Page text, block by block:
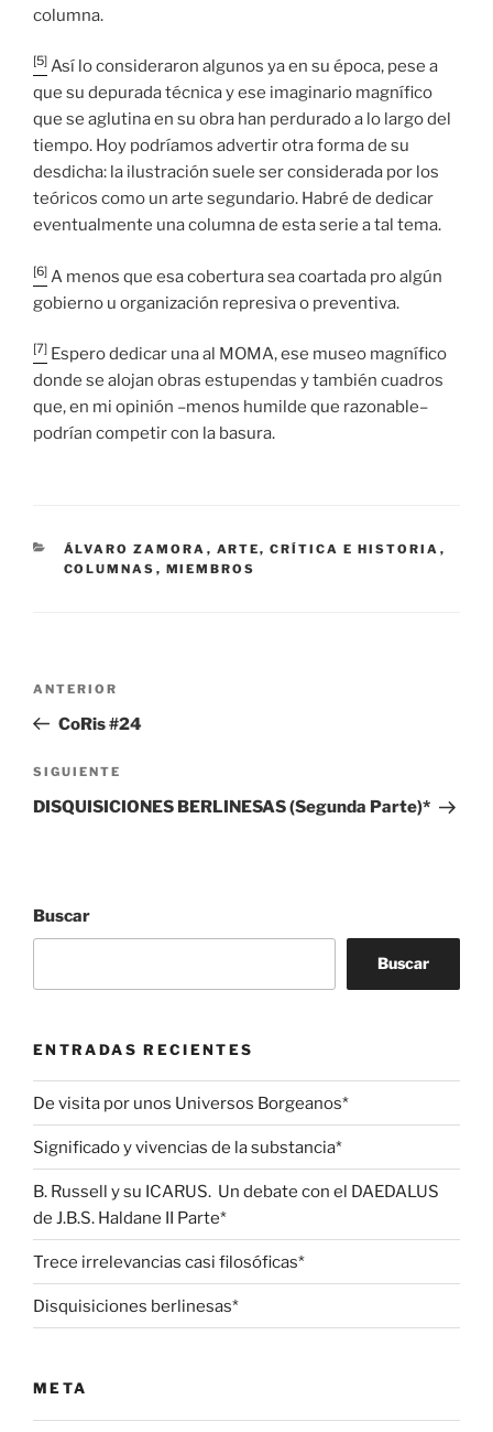
columna.
[5] Así lo consideraron algunos ya en su época, pese a
que su depurada técnica y ese imaginario magnífico
que se aglutina en su obra han perdurado a lo largo del
tiempo. Hoy podríamos advertir otra forma de su
desdicha: la ilustración suele ser considerada por los
teóricos como un arte segundario. Habré de dedicar
eventualmente una columna de esta serie a tal tema.
[6] A menos que esa cobertura sea coartada pro algún
gobierno u organización represiva o preventiva.
[7] Espero dedicar una al MOMA, ese museo magnífico
donde se alojan obras estupendas y también cuadros
que, en mi opinión –menos humilde que razonable–
podrían competir con la basura.
CATEGORÍAS
ÁLVARO ZAMORA , ARTE, CRÍTICA E HISTORIA ,
COLUMNAS , MIEMBROS
entradas
Entrada
anterior:
ANTERIOR
CoRis #24
Siguiente
entrada
SIGUIENTE
DISQUISICIONES BERLINESAS (Segunda Parte)*
Buscar
Buscar
ENTRADAS RECIENTES
De visita por unos Universos Borgeanos*
Significado y vivencias de la substancia*
B. Russell y su ICARUS. Un debate con el DAEDALUS
de J.B.S. Haldane II Parte*
Trece irrelevancias casi filosóficas*
Disquisiciones berlinesas*
META